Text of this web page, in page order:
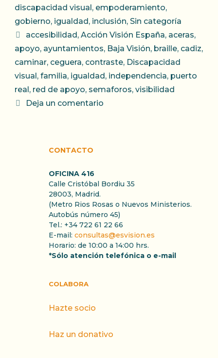
discapacidad visual , empoderamiento,
gobierno, igualdad , inclusión, Sin categoría
Etiquetas
accesibilidad , Acción Visión España, aceras,
apoyo, ayuntamientos, Baja Visión, braille, cadiz,
caminar, ceguera, contraste, Discapacidad
visual , familia, igualdad , independencia, puerto
real , red de apoyo, semaforos, visibilidad
Deja un comentario
CONTACTO
OFICINA 416
Calle Cristóbal Bordiu 35
28003, Madrid.
(Metro Rios Rosas o Nuevos Ministerios.
Autobús número 45)
Tel.: +34 722 61 22 66
E-mail: consultas@esvision.es
Horario: de 10:00 a 14:00 hrs.
*Sólo atención telefónica o e-mail
COLABORA
Hazte socio
Haz un donativo